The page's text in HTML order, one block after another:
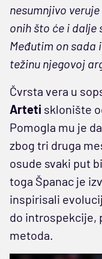
nesumnjivo
onih što će i
Međutim on sada
težinu njegovoj
Čvrsta vera u
Arteti sklonište
Pomogla mu je
zbog tri druga
osude svaki put
toga Španac je
inspirisali
do introspekcije,
metoda.